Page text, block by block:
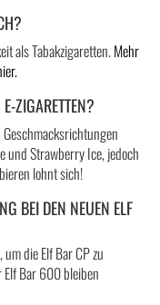
als Tabakzigaretten.Mehr
ZIGARETTEN?
und Strawberry Ice, jedoch
lohnt sich!
BEI DEN NEUEN ELF
die Elf Bar CP zu
Bar 600 bleiben